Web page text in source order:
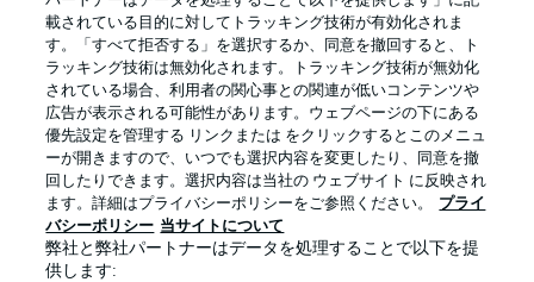
プライバシー・ポリシー 優先設定を管理する
利用条件
求人 選手
載されている目的に対してトラッキング技術が有効化されま
す。「すべて拒否する」を選択するか、同意を撤回すると、ト
ラッキング技術は無効化されます。トラッキング技術が無効化
されている場合、利用者の関心事との関連が低いコンテンツや
広告が表示される可能性があります。ウェブページの下にある
優先設定を管理する リンクまたは をクリックするとこのメニュ
ーが開きますので、いつでも選択内容を変更したり、同意を撤
回したりできます。選択内容は当社の ウェブサイト に反映され
ます。詳細はプライバシーポリシーをご参照ください。
プライ
バシーポリシー 当サイトについて
弊社と弊社パートナーはデータを処理することで以下を提
供します: